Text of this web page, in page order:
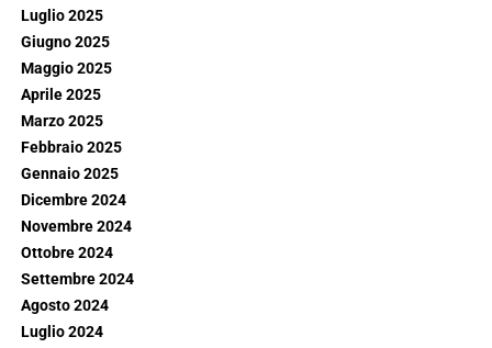
Luglio 2025
Giugno 2025
Maggio 2025
Aprile 2025
Marzo 2025
Febbraio 2025
Gennaio 2025
Dicembre 2024
Novembre 2024
Ottobre 2024
Settembre 2024
Agosto 2024
Luglio 2024